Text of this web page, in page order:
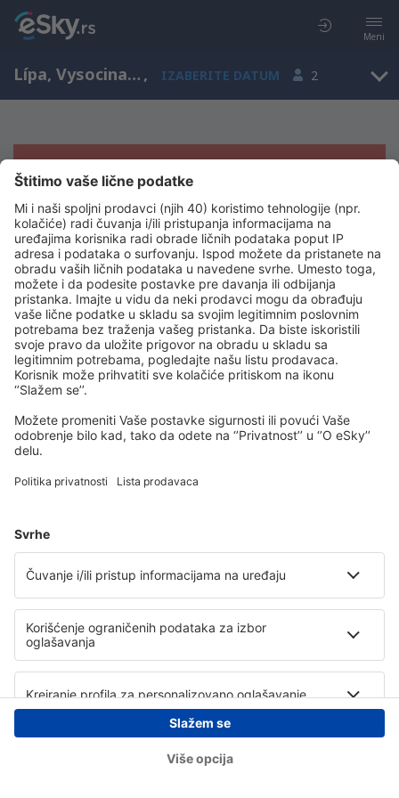
Meni
Lípa, Vysocina, Češka , IZABERITE DATUM 2
Žao nam je, ne možemo da prikažemo
rezultate
Pokušajte još jednom kad izaberete druge kriterijume
Copyright © eSky.rs. Sva prava zadržana.